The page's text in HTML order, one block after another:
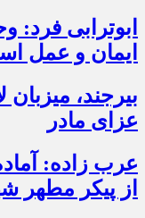
ابوترابی
ایمان و عمل
بیرجند،
عزای مادر
عرب زاده:
از پیکر مطهر